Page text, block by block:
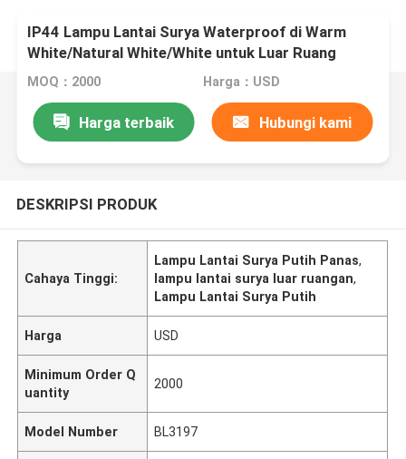
IP44 Lampu Lantai Surya Waterproof di Warm
White/Natural White/White untuk Luar Ruang
MOQ：2000 Harga：USD
Harga terbaik Hubungi kami
DESKRIPSI PRODUK
Cahaya Tinggi:
Lampu Lantai Surya Putih Panas,
lampu lantai surya luar ruangan,
Lampu Lantai Surya Putih
Harga USD
Minimum Order Q
uantity
2000
Model Number BL3197